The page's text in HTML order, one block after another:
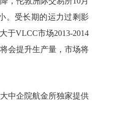
。受长期的运力过剩影
于VLCC市场2013-2014
会提升生产量，市场将
大中企院航金所独家提供